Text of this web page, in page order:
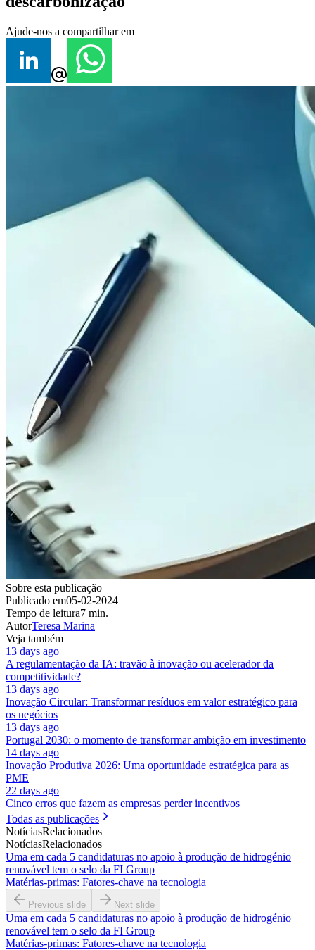
Ajude-nos a compartilhar em
Sobre esta publicação
Publicado em05-02-2024
Tempo de leitura7 min.
AutorTeresa Marina
Veja também
13 days ago
A regulamentação da IA: travão à inovação ou acelerador da
competitividade?
13 days ago
Inovação Circular: Transformar resíduos em valor estratégico para
os negócios
13 days ago
Portugal 2030: o momento de transformar ambição em investimento
14 days ago
Inovação Produtiva 2026: Uma oportunidade estratégica para as
PME
22 days ago
Cinco erros que fazem as empresas perder incentivos
Todas as publicações
NotíciasRelacionados
NotíciasRelacionados
Uma em cada 5 candidaturas no apoio à produção de hidrogénio
renovável tem o selo da FI Group
Matérias-primas: Fatores-chave na tecnologia
Previous slide Next slide
Uma em cada 5 candidaturas no apoio à produção de hidrogénio
renovável tem o selo da FI Group
Matérias-primas: Fatores-chave na tecnologia